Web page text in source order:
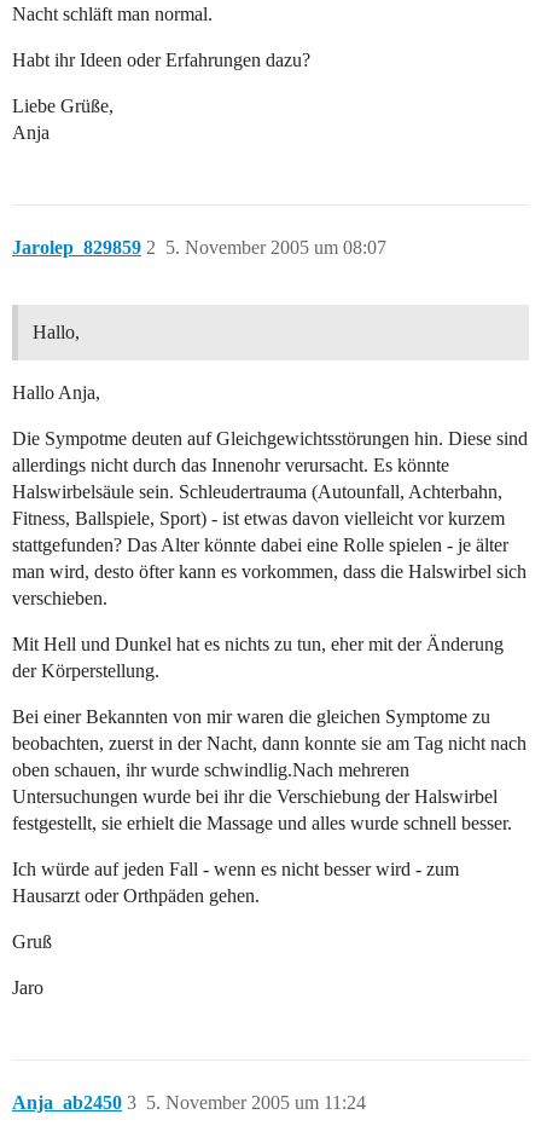
Nacht schläft man normal.
Habt ihr Ideen oder Erfahrungen dazu?
Liebe Grüße,
Anja
Jarolep_829859 5. November 2005 um 08:07
2
Hallo,
Hallo Anja,
Die Sympotme deuten auf Gleichgewichtsstörungen hin. Diese sind
allerdings nicht durch das Innenohr verursacht. Es könnte
Halswirbelsäule sein. Schleudertrauma (Autounfall, Achterbahn,
Fitness, Ballspiele, Sport) - ist etwas davon vielleicht vor kurzem
stattgefunden? Das Alter könnte dabei eine Rolle spielen - je älter
man wird, desto öfter kann es vorkommen, dass die Halswirbel sich
verschieben.
Mit Hell und Dunkel hat es nichts zu tun, eher mit der Änderung
der Körperstellung.
Bei einer Bekannten von mir waren die gleichen Symptome zu
beobachten, zuerst in der Nacht, dann konnte sie am Tag nicht nach
oben schauen, ihr wurde schwindlig.Nach mehreren
Untersuchungen wurde bei ihr die Verschiebung der Halswirbel
festgestellt, sie erhielt die Massage und alles wurde schnell besser.
Ich würde auf jeden Fall - wenn es nicht besser wird - zum
Hausarzt oder Orthpäden gehen.
Gruß
Jaro
Anja_ab2450 5. November 2005 um 11:24
3